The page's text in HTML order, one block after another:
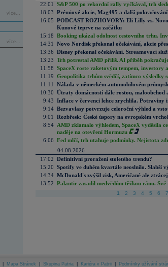
více...
více...
22:01
S&P 500 po rekordní rally vyčkával, trh
18:03 Prémiové akcie, Mag495 a další pokračování
16:05 PODCAST ROZHOVORY: Eli Lilly vs.
Kunové teprve na začátku
15:18 Booking ukázal odolnost cestovního trhu.
14:31
Novo Nordisk překonal očekávání, akcie
13:36 Disney překonal očekávání. Streamovací
13:23 Trh potrestal AMD příliš. AI příběh
11:58 SpaceX roste raketovým tempem, investory
11:19 Geopolitika trhům svědčí, zatímco výsledky
11:11
Nálada v německém automobilovém
10:30 Útraty domácností dále rostou, maloobchod
9:43 Inflace v červenci lehce zrychlila.
9:14 Bezvavlasy potvrzuje celoroční výhled a
9:01
Rozbřesk: České úspory na evropském
8:54
AMD zklamalo výhledem, SpaceX vyděsila
naděje na otevření Hormuzu
6:06 Fed mlčí, trh utahuje podmínky. Nejistota
04.08.2026
17:02 Definitivní proražení stoletého trendu?
15:20 Spotify ve duhém kvartále neoslnilo. Slabší
14:34 McDonald's zvýšil zisk, Američané ale
13:52 Palantir zasadil medvědům těžkou ránu.
1 2 3 4 5 6 7
Mapa Stránek Skupina Patria Kariéra v Patrii Podmínky užívání